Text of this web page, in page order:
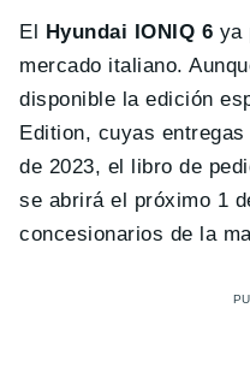
El Hyundai IONIQ 6 ya
mercado italiano.
disponible la edición
Edition, cuyas
de 2023, el libro de
se abrirá el próximo 1
concesionarios de la